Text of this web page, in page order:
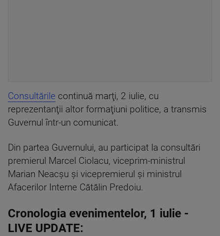
Consultările continuă marţi, 2 iulie, cu
reprezentanţii altor formaţiuni politice, a transmis
Guvernul într-un comunicat.
Din partea Guvernului, au participat la consultări
premierul Marcel Ciolacu, viceprim-ministrul
Marian Neacşu şi vicepremierul şi ministrul
Afacerilor Interne Cătălin Predoiu.
Cronologia evenimentelor, 1 iulie -
LIVE UPDATE: